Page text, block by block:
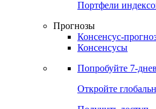
Портфели
Прогнозы
Консенсус-
Консенсусы
Попробуйте 7-
Откройте